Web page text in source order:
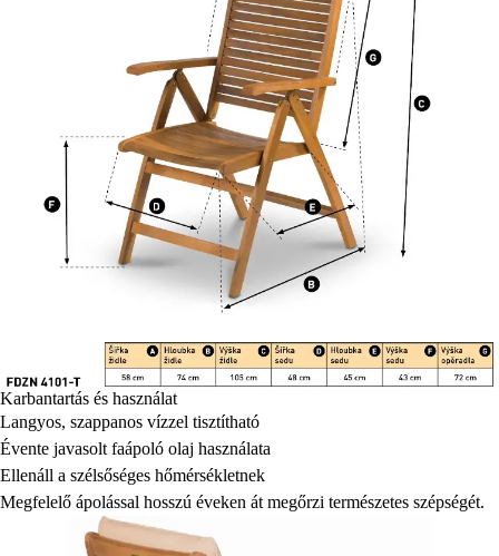
Karbantartás és használat
Langyos, szappanos vízzel tisztítható
Évente javasolt faápoló olaj használata
Ellenáll a szélsőséges hőmérsékletnek
Megfelelő ápolással hosszú éveken át megőrzi természetes szépségét.